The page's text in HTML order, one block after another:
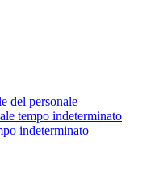
del personale
tempo indeterminato
indeterminato